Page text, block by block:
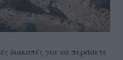
διακοπές για να περάσετε